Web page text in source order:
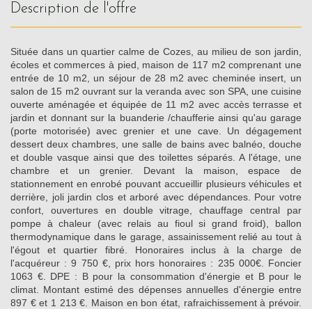
description de l'offre
Située dans un quartier calme de Cozes, au milieu de son jardin,
écoles et commerces à pied, maison de 117 m2 comprenant une
entrée de 10 m2, un séjour de 28 m2 avec cheminée insert, un
salon de 15 m2 ouvrant sur la veranda avec son SPA, une cuisine
ouverte aménagée et équipée de 11 m2 avec accès terrasse et
jardin et donnant sur la buanderie /chaufferie ainsi qu'au garage
(porte motorisée) avec grenier et une cave. Un dégagement
dessert deux chambres, une salle de bains avec balnéo, douche
et double vasque ainsi que des toilettes séparés. A l'étage, une
chambre et un grenier. Devant la maison, espace de
stationnement en enrobé pouvant accueillir plusieurs véhicules et
derrière, joli jardin clos et arboré avec dépendances. Pour votre
confort, ouvertures en double vitrage, chauffage central par
pompe à chaleur (avec relais au fioul si grand froid), ballon
thermodynamique dans le garage, assainissement relié au tout à
l'égout et quartier fibré. Honoraires inclus à la charge de
l'acquéreur : 9 750 €, prix hors honoraires : 235 000€. Foncier
1063 €. DPE : B pour la consommation d'énergie et B pour le
climat. Montant estimé des dépenses annuelles d'énergie entre
897 € et 1 213 €. Maison en bon état, rafraichissement à prévoir.